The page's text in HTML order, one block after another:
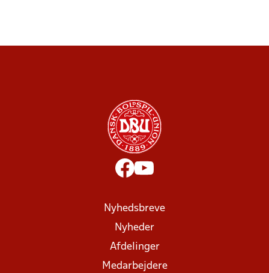
Nyhedsbreve
Nyheder
Afdelinger
Medarbejdere